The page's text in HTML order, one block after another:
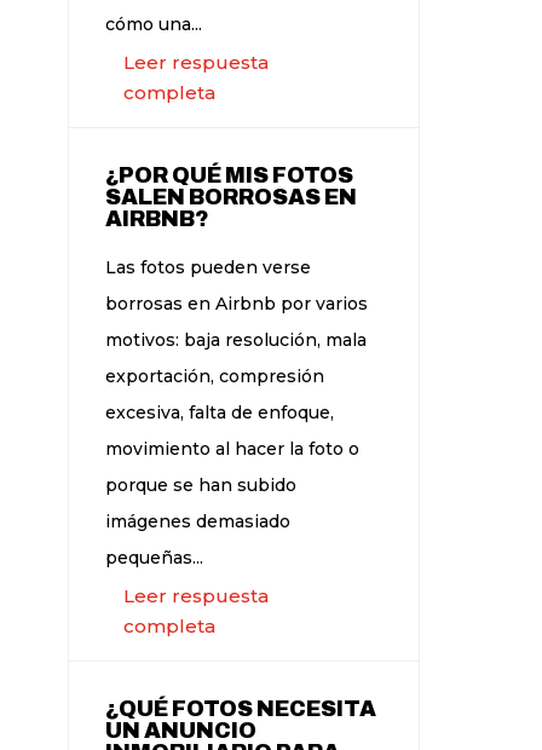
cómo una...
Leer respuesta
completa
¿POR QUÉ MIS FOTOS
SALEN BORROSAS EN
AIRBNB?
Las fotos pueden verse
borrosas en Airbnb por varios
motivos: baja resolución, mala
exportación, compresión
excesiva, falta de enfoque,
movimiento al hacer la foto o
porque se han subido
imágenes demasiado
pequeñas...
Leer respuesta
completa
¿QUÉ FOTOS NECESITA
UN ANUNCIO